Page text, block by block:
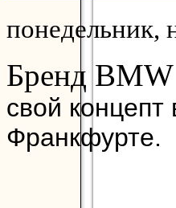
понедельник,
Бренд BMW
свой
Франкфурте.